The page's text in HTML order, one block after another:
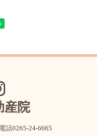
産院
話0265-24-6665